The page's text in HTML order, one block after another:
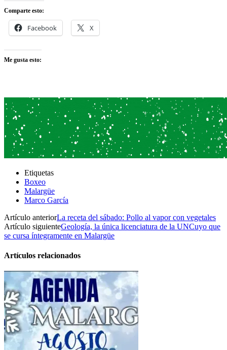
Comparte esto:
Facebook X
Me gusta esto:
Etiquetas
Boxeo
Malargüe
Marco García
Artículo anteriorLa receta del sábado: Pollo al vapor con vegetales
Artículo siguienteGeología, la única licenciatura de la UNCuyo que
se cursa íntegramente en Malargüe
Artículos relacionados